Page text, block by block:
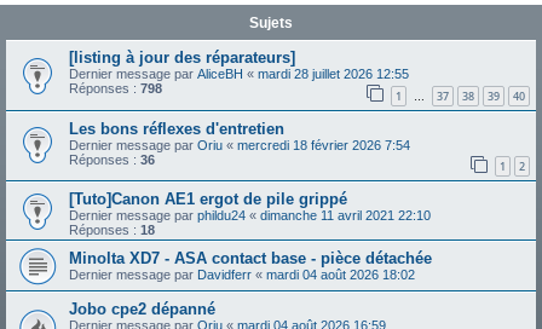
Sujets
[listing à jour des réparateurs]
Dernier message par AliceBH « mardi 28 juillet 2026 12:55
Réponses : 798 1 … 37 38 39 40
Les bons réflexes d'entretien
Dernier message par Oriu « mercredi 18 février 2026 7:54
Réponses : 36 1 2
[Tuto]Canon AE1 ergot de pile grippé
Dernier message par phildu24 « dimanche 11 avril 2021 22:10
Réponses : 18
Minolta XD7 - ASA contact base - pièce détachée
Dernier message par Davidferr « mardi 04 août 2026 18:02
Jobo cpe2 dépanné
Dernier message par Oriu « mardi 04 août 2026 16:59